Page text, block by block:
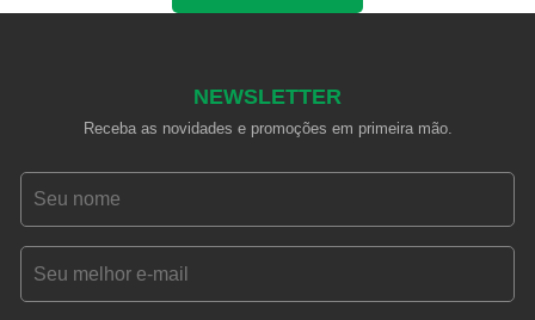
NEWSLETTER
Receba as novidades e promoções em primeira mão.